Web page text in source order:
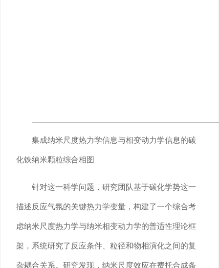
集成纳米尺度热力学信息与相变动力学信息的碳
化铁纳米颗粒综合相图
针对这一科学问题，研究团队基于碳化学势这一
描述反应气氛的关键热力学变量，构建了一个综合考
虑纳米尺度热力学与纳米相变动力学的普适性理论框
架，系统研究了反应条件、粒径和物相演化之间的复
杂耦合关系。研究发现，纳米尺度效应在费托合成条